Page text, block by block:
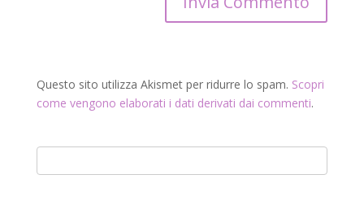
Questo sito utilizza Akismet per ridurre lo spam. Scopri
come vengono elaborati i dati derivati dai commenti.